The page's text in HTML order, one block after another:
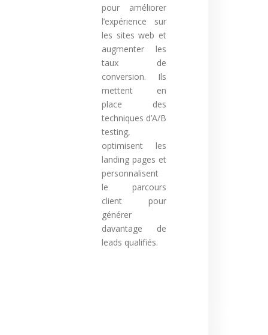
pour améliorer
l’expérience sur
les sites web et
augmenter les
taux de
conversion. Ils
mettent en
place des
techniques d’A/B
testing,
optimisent les
landing pages et
personnalisent
le parcours
client pour
générer
davantage de
leads qualifiés.